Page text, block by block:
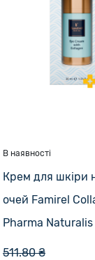
В наявності
Крем для шкіри
очей Famirel
Pharma Naturalis
511.80 ₴